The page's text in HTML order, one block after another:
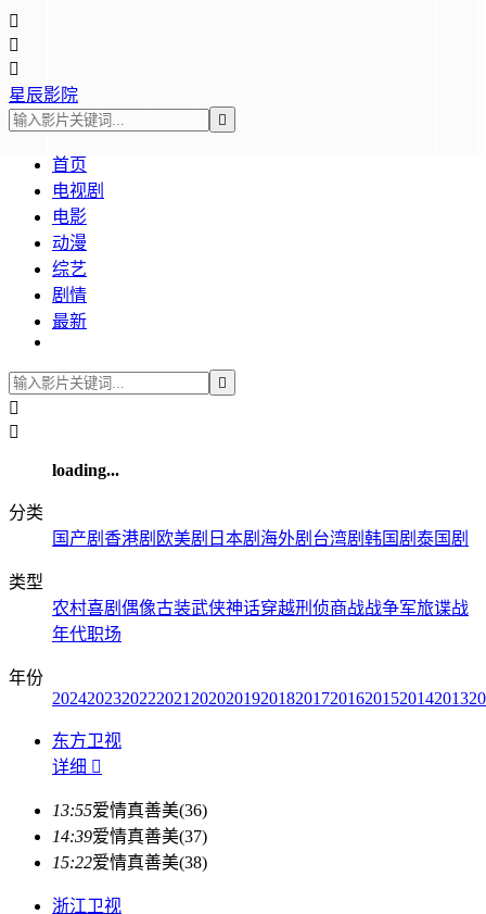



星辰影院

首页
电视剧
电影
动漫
综艺
剧情
最新



loading...
分类
国产剧 香港剧 欧美剧 日本剧 海外剧 台湾剧 韩国剧 泰国剧
类型
农村喜剧 偶像古装武侠神话穿越刑侦商战战争军旅谍战
年代职场
年份
2024202320222021 20202019201820172016201520142013
东方卫视
详细 
13:55爱情真善美(36)
14:39爱情真善美(37)
15:22爱情真善美(38)
浙江卫视